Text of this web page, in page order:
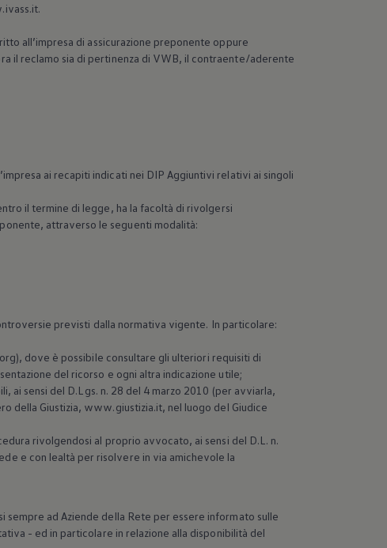
all’impresa di assicurazione preponente oppure
il reclamo sia di pertinenza di VWB, il contraente/aderente
ai recapiti indicati nei DIP Aggiuntivi relativi ai singoli
il termine di legge, ha la facoltà di rivolgersi
attraverso le seguenti modalità:
previsti dalla normativa vigente. In particolare:
dove è possibile consultare gli ulteriori requisiti di
del ricorso e ogni altra indicazione utile;
ai sensi del D.Lgs. n. 28 del 4 marzo 2010 (per avviarla,
della Giustizia, www.giustizia.it, nel luogo del Giudice
rivolgendosi al proprio avvocato, ai sensi del D.L. n.
e con lealtà per risolvere in via amichevole la
ad Aziende della Rete per essere informato sulle
- ed in particolare in relazione alla disponibilità del